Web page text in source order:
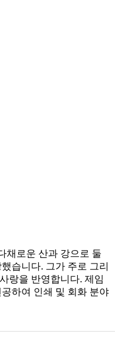
채로운 산과 강으로 둘
습니다. 그가 주로 그리
랑을 반영합니다. 제임
하여 인쇄 및 회화 분야